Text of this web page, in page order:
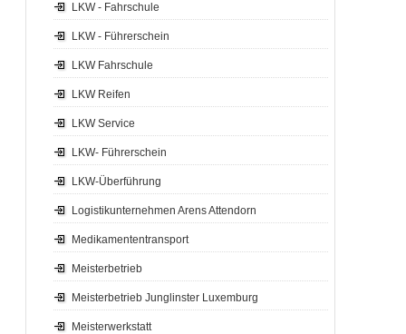
LKW - Fahrschule
LKW - Führerschein
LKW Fahrschule
LKW Reifen
LKW Service
LKW- Führerschein
LKW-Überführung
Logistikunternehmen Arens Attendorn
Medikamententransport
Meisterbetrieb
Meisterbetrieb Junglinster Luxemburg
Meisterwerkstatt